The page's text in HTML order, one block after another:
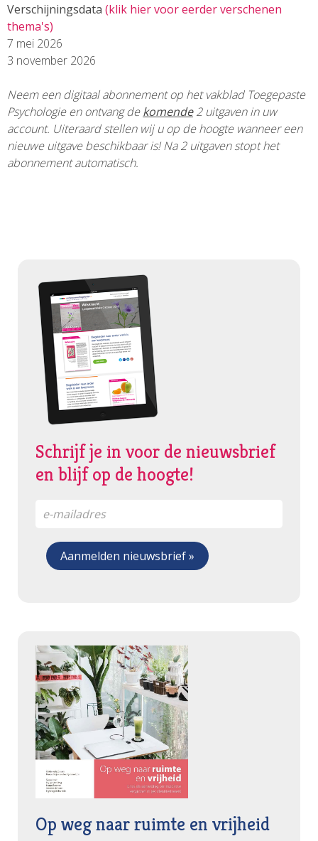
Verschijningsdata (klik hier voor eerder verschenen
thema's)
7 mei 2026
3 november 2026
Neem een digitaal abonnement op het vakblad Toegepaste
Psychologieen ontvang dekomende2 uitgaven in uw
account. Uiteraard stellen wij u op de hoogte wanneer een
nieuwe uitgave beschikbaar is!Na 2 uitgaven stopt het
abonnement automatisch.
Schrijf je in voor de nieuwsbrief
en blijf op de hoogte!
Op weg naar ruimte en vrijheid